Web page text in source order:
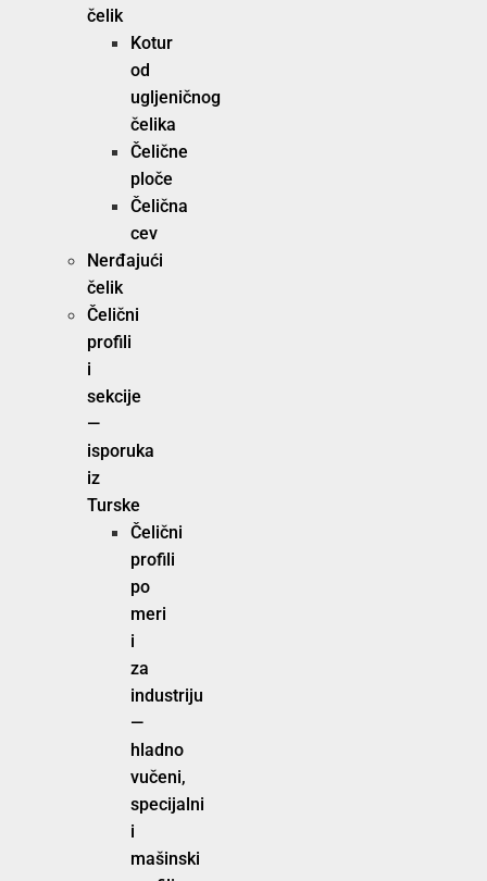
čelik
Kotur
od
ugljeničnog
čelika
Čelične
ploče
Čelična
cev
Nerđajući
čelik
Čelični
profili
i
sekcije
—
isporuka
iz
Turske
Čelični
profili
po
meri
i
za
industriju
—
hladno
vučeni,
specijalni
i
mašinski